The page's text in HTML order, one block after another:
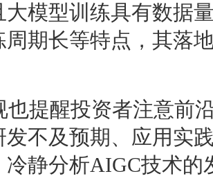
大模型训练具有数据
周期长等特点，其落
也提醒投资者注意前
发不及预期、应用实
冷静分析AIGC技术的